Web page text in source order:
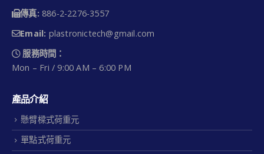
傳真: 886-2-2276-3557
Email: plastronictech@gmail.com
服務時間：
Mon – Fri / 9:00 AM – 6:00 PM
產品介紹
懸臂樑式荷重元
單點式荷重元